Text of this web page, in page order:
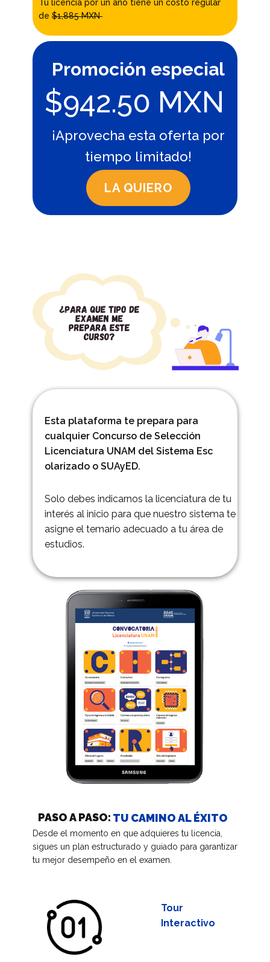
Tu licencia por un año tiene un costo regular
de $1,885 MXN
Promoción especial
$942.50 MXN
¡Aprovecha esta oferta por
tiempo limitado!
LA QUIERO
Esta plataforma te prepara para
cualquier Concurso de Selección
Licenciatura UNAM del Sistema Esc​
olarizado o SUAyED.
Solo debes indicarnos la licenciatura de tu
interés al inicio para que nuestro sistema te
asigne el temario adecuado a tu área de
estudios.
TU CAMINO AL ÉXITO
PASO A PASO:
Desde el momento en que adquieres tu licencia,
sigues un plan estructurado y guiado para garantizar
tu mejor desempeño en el examen.
Tour
Interactivo